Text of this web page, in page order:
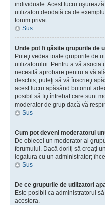
individuale. Acest lucru
utilizatori deodată ca de
forum privat.
Sus
Unde pot fi găsite grupurile de
Puteţi vedea toate grupurile de
utilizatorului. Pentru a vă asocia
necesită aprobare pentru a vă
deschis, puteţi să vă înscrieţi
acest lucru apăsând butonul
posibil să fiţi întrebat care sunt
moderator de grup dacă vă
Sus
Cum pot deveni moderatorul
De obiecei un moderator al
forumului. Dacă doriţi să creaţi
legatura cu un administrator;
Sus
De ce grupurile de utilizatori
Este posibil ca administratorul
acestora.